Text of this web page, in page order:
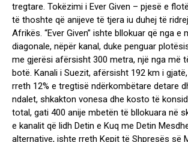
tregtare. Tokëzimi i Ever Given – pjesë e
të thoshte që anijeve të tjera iu duhej të
Afrikës. “Ever Given” ishte bllokuar që nga e
diagonale, nëpër kanal, duke penguar
me gjerësi afërsisht 300 metra, një nga më
botë. Kanali i Suezit, afërsisht 192 km i
rreth 12% e tregtisë ndërkombëtare detare
ndalet, shkakton vonesa dhe kosto të
total, gati 400 anije mbetën të bllokuara në
e kanalit që lidh Detin e Kuq me Detin
alternative, ishte rreth Kepit të Shpresës së